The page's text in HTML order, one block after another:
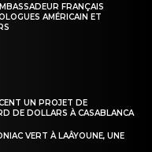
FRANÇAIS
AMÉRICAIN ET
UN PROJET DE
DE DOLLARS À CASABLANCA
VERT À LAÂYOUNE, UNE